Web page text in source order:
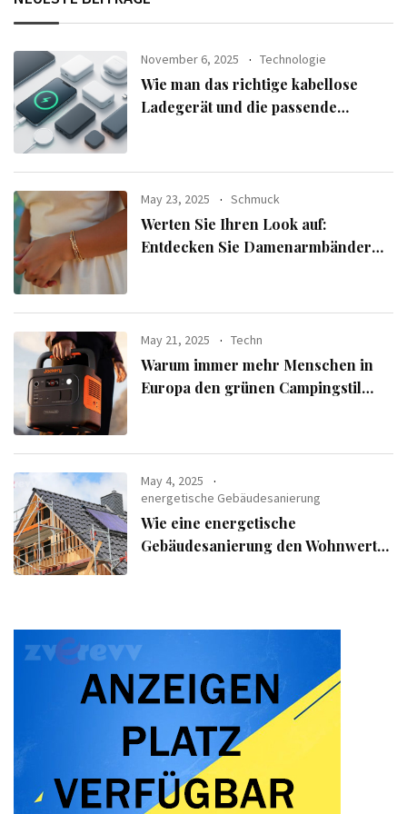
November 6, 2025 Technologie
Wie man das richtige kabellose
Ladegerät und die passende
May 23, 2025 Schmuck
Werten Sie Ihren Look auf:
Entdecken Sie Damenarmbänder
May 21, 2025 Techn
Warum immer mehr Menschen in
Europa den grünen Campingstil
May 4, 2025
energetische Gebäudesanierung
Wie eine energetische
Gebäudesanierung den Wohnwert